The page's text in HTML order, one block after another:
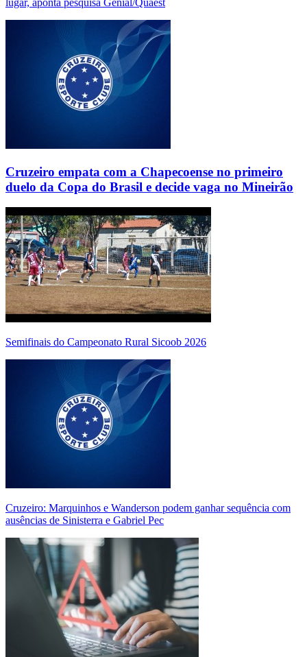
lugar, aponta pesquisa Genial/Quaest
Cruzeiro empata com a Chapecoense no primeiro
duelo da Copa do Brasil e decide vaga no Mineirão
Semifinais do Campeonato Rural Sicoob 2026
Cruzeiro: Marquinhos e Wanderson podem ganhar sequência com
ausências de Sinisterra e Gabriel Pec